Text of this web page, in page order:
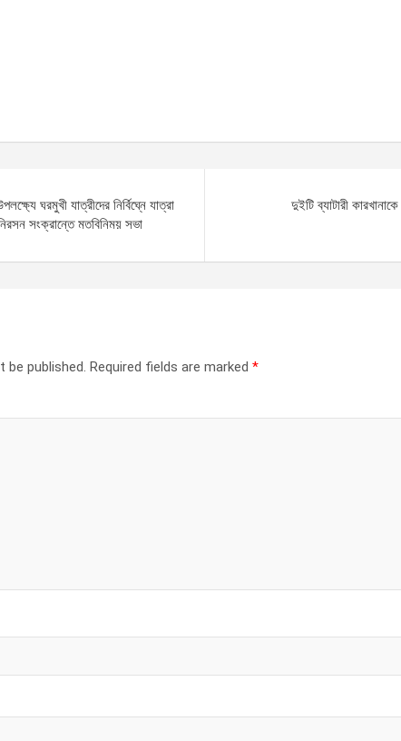
ঘরমুখী যাত্রীদের নির্বিঘ্নে যাত্রা
সংক্রান্তে মতবিনিময় সভা
দুইটি ব্যাটারী
be published. Required fields are marked *